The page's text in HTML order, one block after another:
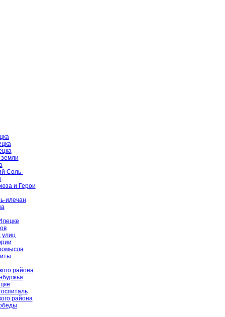
земли
Соль-
и Герои
илечан
улиц
района
района